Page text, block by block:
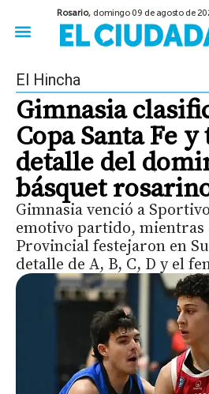
Rosario, domingo 09 de agosto de
El Hincha
Gimnasia
Copa Santa Fe
detalle del
básquet
Gimnasia venció a
emotivo partido, mientras
Provincial festejaron en
detalle de A, B, C, D y el